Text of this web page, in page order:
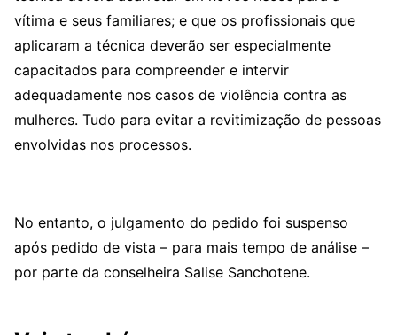
vítima e seus familiares; e que os profissionais que
aplicaram a técnica deverão ser especialmente
capacitados para compreender e intervir
adequadamente nos casos de violência contra as
mulheres. Tudo para evitar a revitimização de pessoas
envolvidas nos processos.
No entanto, o julgamento do pedido foi suspenso
após pedido de vista – para mais tempo de análise –
por parte da conselheira Salise Sanchotene.